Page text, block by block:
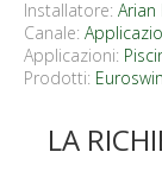
Installatore: Arian
Canale:
Applicazioni:
Prodotti:
LA